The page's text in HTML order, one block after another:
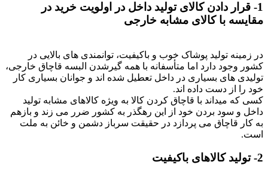
1- قرار دادن کالای تولید داخل در اولویت خرید در
مقایسه با کالای مشابه خارجی
در زمینه تولید پوشاک خوب و باکیفیت، توانمندی های بالایی در
کشور وجود دارد اما متأسفانه با همه گیرشدن البسه قاچاق خارجی،
تولیدی های بسیاری در داخل تعطیل شده اند و جوانان بسیاری کار
خود را از دست داده اند.
کسی که میداند با قاچاق کردن کالا به ویژه کالاهای مشابه تولید
داخل و سود بردن خود از این رهگذر به کشور ضرر می زند و بازهم
به کار قاچاق می پردازد در حقیقت سرباز دشمن و خائن به ملت
است.
2- تولید کالاهای باکیفیت